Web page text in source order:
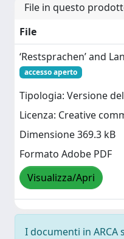
File in questo
File
‘Restsprachen’ and
accesso aperto
Tipologia: Versione
Licenza: Creative
Dimensione 369.3 kB
Formato Adobe PDF
Visualizza/Apri
I documenti in